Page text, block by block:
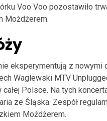
Voo Voo pozostawiło
Możdżerem.
eksperymentują z nowymi
Waglewski MTV
Polsce. Na tych
ze Śląska. Zespół
Możdżerem.